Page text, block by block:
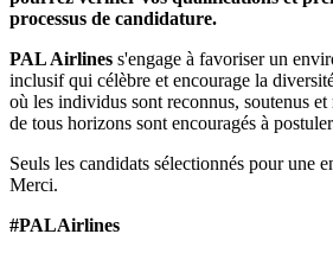
processus de candidature.
PAL Airlines s'engage à favoriser un
inclusif qui célèbre et encourage la
où les individus sont reconnus, soutenus et
de tous horizons sont encouragés à
Seuls les candidats sélectionnés pour une
Merci.
#PALAirlines